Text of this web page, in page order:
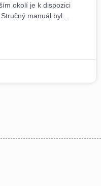
okolí je k dispozici
manuál byl…